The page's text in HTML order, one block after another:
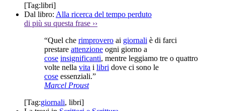
[Tag:libri]
Dal libro: Alla ricerca del tempo perduto
di più su questa frase ››
“Quel che rimprovero ai giornali è di farci
prestare attenzione ogni giorno a
cose insignificanti, mentre leggiamo tre o quattro
volte nella vita i libri dove ci sono le
cose essenziali.”
Marcel Proust
[Tag:giornali, libri]